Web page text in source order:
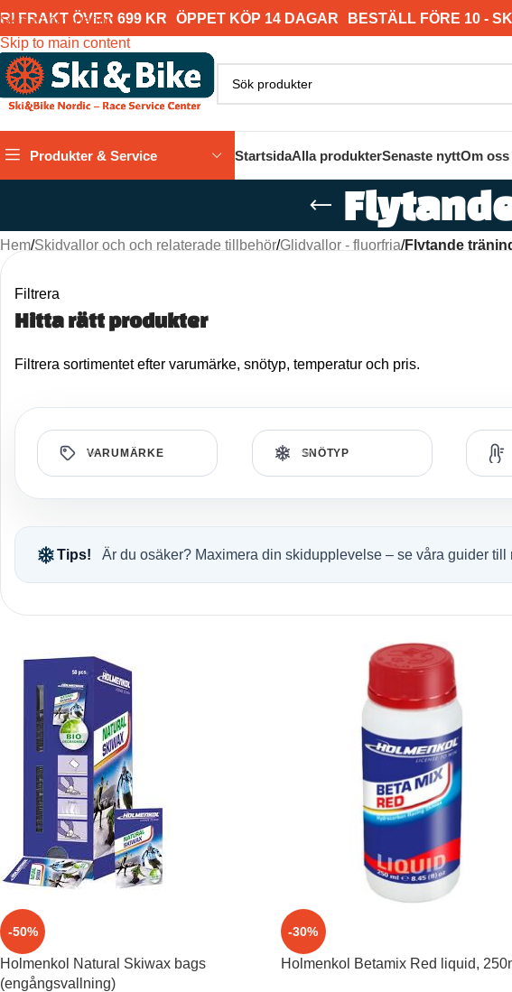
Skip to navigation
Skip to main content
FRAKT ÖVER 699 KR ÖPPET KÖP 14 DAGAR BESTÄLL FÖRE 10 -
Produkter & Service StartsidaAlla produkterSenaste nyttOm
Hem/Skidvallor och och relaterade tillbehör/Glidvallor - fluorfria/Flytande
Filtrera
Hitta rätt produkter
Filtrera sortimentet efter varumärke, snötyp, temperatur och pris.
VARUMÄRKE SNÖTYP
Tips! Är du osäker? Maximera din skidupplevelse – se våra guider till
-50%
Holmenkol Natural Skiwax bags
(engångsvallning)
-30%
Holmenkol Betamix Red liquid,